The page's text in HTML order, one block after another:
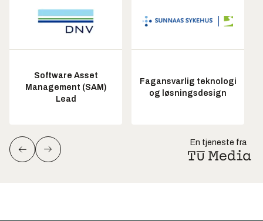
Software Asset
Management (SAM)
Lead
Fagansvarlig teknologi
og løsningsdesign
En tjeneste fra